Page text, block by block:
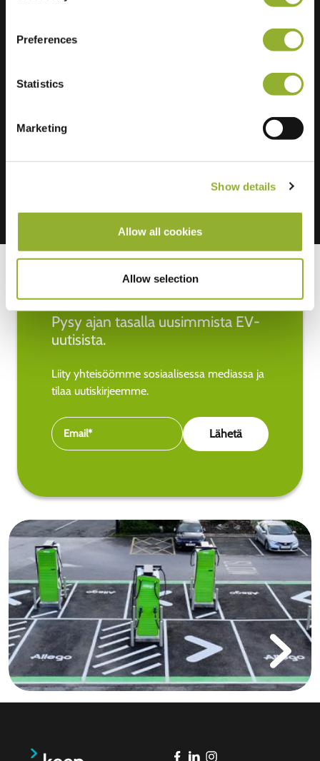
Preferences
Statistics
Marketing
Show details
Allow all cookies
Allow selection
Lisätietoja
Pysy ajan tasalla uusimmista EV-
uutisista.
Liity yhteisöömme sosiaalisessa mediassa ja
tilaa uutiskirjeemme.